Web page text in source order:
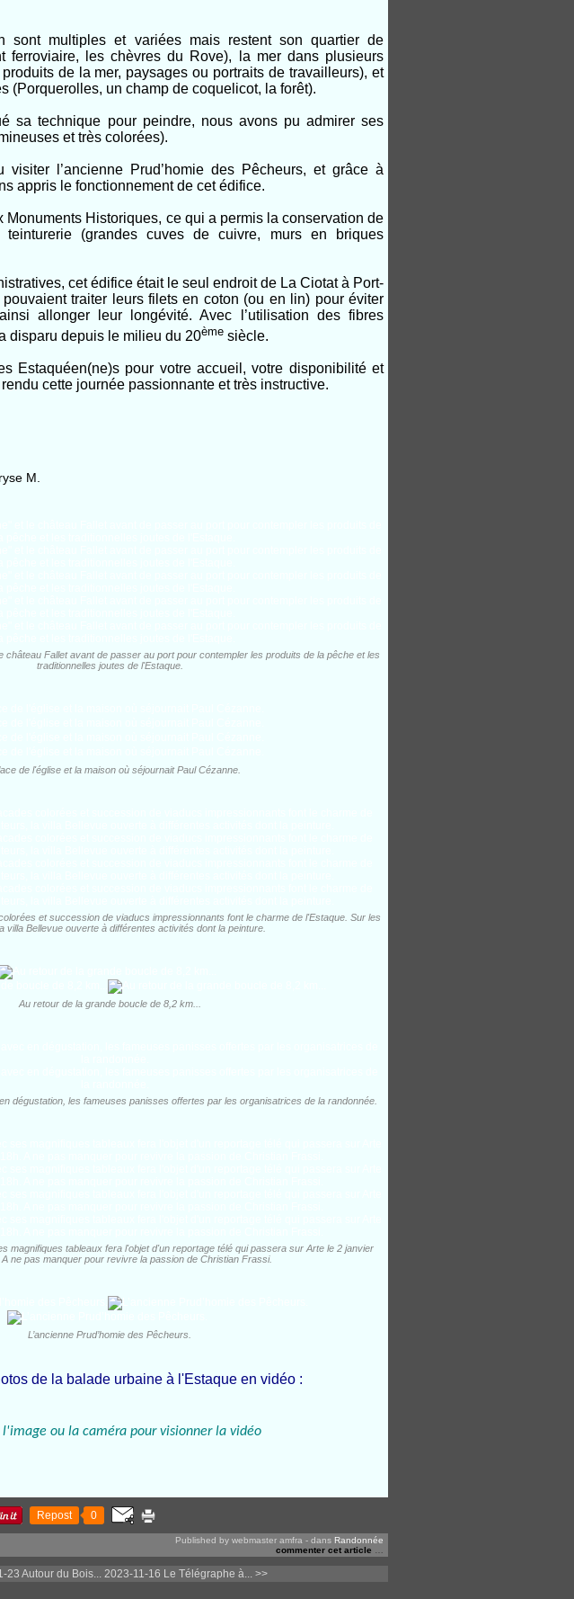
sont multiples et variées mais restent son quartier de
ferroviaire, les chèvres du Rove), la mer dans plusieurs
de la mer, paysages ou portraits de travailleurs), et
(Porquerolles, un champ de coquelicot, la forêt).
sa technique pour peindre, nous avons pu admirer ses
et très colorées).
l’ancienne Prud’homie des Pêcheurs, et grâce à
appris le fonctionnement de cet édifice.
Monuments Historiques, ce qui a permis la conservation de
teinturerie (grandes cuves de cuivre, murs en briques
cet édifice était le seul endroit de La Ciotat à Port-
traiter leurs filets en coton (ou en lin) pour éviter
allonger leur longévité. Avec l’utilisation des fibres
disparu depuis le milieu du 20ème siècle.
Estaquéen(ne)s pour votre accueil, votre disponibilité et
cette journée passionnante et très instructive.
M.
château Fallet avant de passer au port pour contempler les produits de la pêche et les
traditionnelles joutes de l'Estaque.
de l'église et la maison où séjournait Paul Cézanne.
et succession de viaducs impressionnants font le charme de l'Estaque. Sur les
villa Bellevue ouverte à différentes activités dont la peinture.
Au retour de la grande boucle de 8,2 km...
dégustation, les fameuses panisses offertes par les organisatrices de la randonnée.
magnifiques tableaux fera l'objet d'un reportage télé qui passera sur Arte le 2 janvier
ne pas manquer pour revivre la passion de Christian Frassi.
L’ancienne Prud’homie des Pêcheurs.
de la balade urbaine à l'Estaque en vidéo :
l'image ou la caméra pour visionner la vidéo
Repost 0
Published by webmaster amfra - dans Randonnée
commenter cet article …
23 Autour du Bois... 2023-11-16 Le Télégraphe à... >>